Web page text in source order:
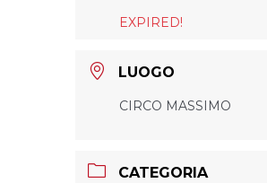
EXPIRED!
LUOGO
CIRCO MASSIMO
CATEGORIA